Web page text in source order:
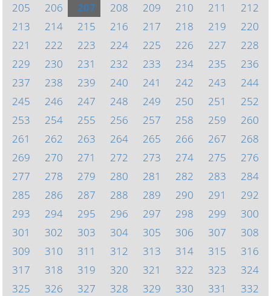
205
206 207 208 209 210 211
212
213
214 215 216 217 218 219
220
221
222 223 224 225 226 227
228
229
230 231 232 233 234 235
236
237
238 239 240 241 242 243
244
245
246 247 248 249 250 251
252
253
254 255 256 257 258 259
260
261
262 263 264 265 266 267
268
269
270 271 272 273 274 275
276
277
278 279 280 281 282 283
284
285
286 287 288 289 290 291
292
293
294 295 296 297 298 299
300
301
302 303 304 305 306 307
308
309
310 311 312 313 314 315
316
317
318 319 320 321 322 323
324
325
326 327 328 329 330 331
332